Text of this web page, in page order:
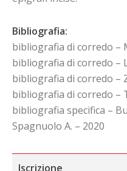
Bibliografia:
bibliografia di corredo –
bibliografia di corredo –
bibliografia di corredo –
bibliografia di corredo –
bibliografia specifica –
Spagnuolo A. – 2020
Iscrizione